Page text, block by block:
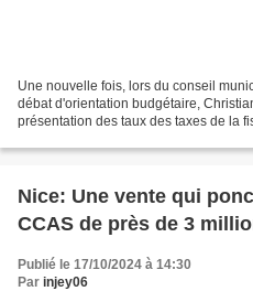
Une nouvelle fois, lors du conseil
débat d'orientation budgétaire,
présentation des taux des taxes de la
Nice: Une vente qui
CCAS de près de 3
Publié le 17/10/2024 à 14:30
Par injey06